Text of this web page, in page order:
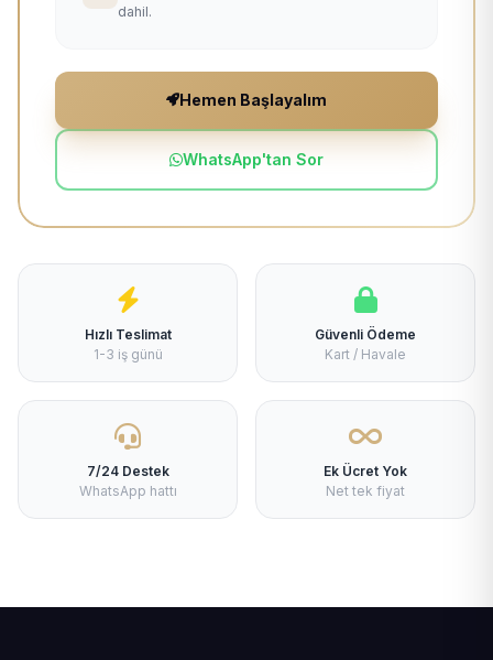
dahil.
Hemen Başlayalım
WhatsApp'tan Sor
Hızlı Teslimat
1-3 iş günü
Güvenli Ödeme
Kart / Havale
7/24 Destek
WhatsApp hattı
Ek Ücret Yok
Net tek fiyat